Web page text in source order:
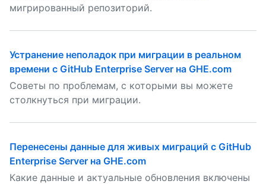
мигрированный репозиторий.
Устранение неполадок при миграции в реальном
времени с GitHub Enterprise Server на GHE.com
Советы по проблемам, с которыми вы можете
столкнуться при миграции.
Перенесены данные для живых миграций с GitHub
Enterprise Server на GHE.com
Какие данные и актуальные обновления включены